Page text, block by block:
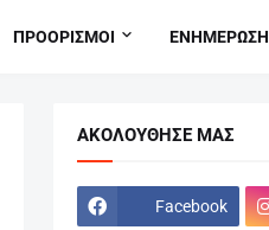
ΠΡΟΟΡΙΣΜΟΙ ΕΝΗΜΕΡΩΣΗ
ΑΚΟΛΟΎΘΗΣΕ ΜΑΣ
Facebook